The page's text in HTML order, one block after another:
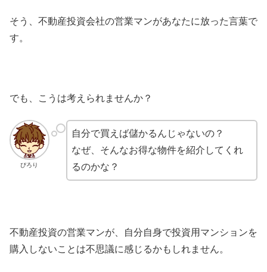
そう、不動産投資会社の営業マンがあなたに放った言葉で
す。
でも、こうは考えられませんか？
ぴろり
自分で買えば儲かるんじゃないの？
なぜ、そんなお得な物件を紹介してくれ
るのかな？
不動産投資の営業マンが、自分自身で投資用マンションを
購入しないことは不思議に感じるかもしれません。